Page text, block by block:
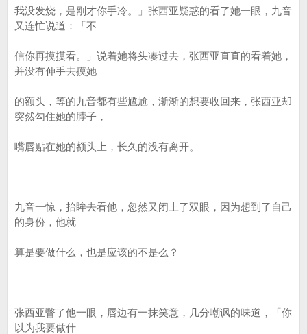
我没发烧，是刚才你手冷。」张西亚疑惑的看了她一眼，九音
又连忙说道：「不
信你再摸摸看。」说着她将头凑过去，张西亚直直的看着她，
并没有伸手去摸她
的额头，等的九音都有些尴尬，渐渐的想要收回来，张西亚却
突然勾住她的脖子，
嘴唇贴在她的额头上，长久的没有离开。
九音一惊，抬眸去看他，忽然又闭上了双眼，因为想到了自己
的身份，他就
算是要做什么，也是应该的不是么？
张西亚瞥了他一眼，唇边有一抹笑意，几分嘲讽的味道，「你
以为我要做什